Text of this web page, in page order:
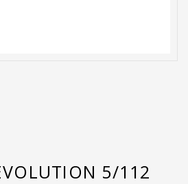
5/112